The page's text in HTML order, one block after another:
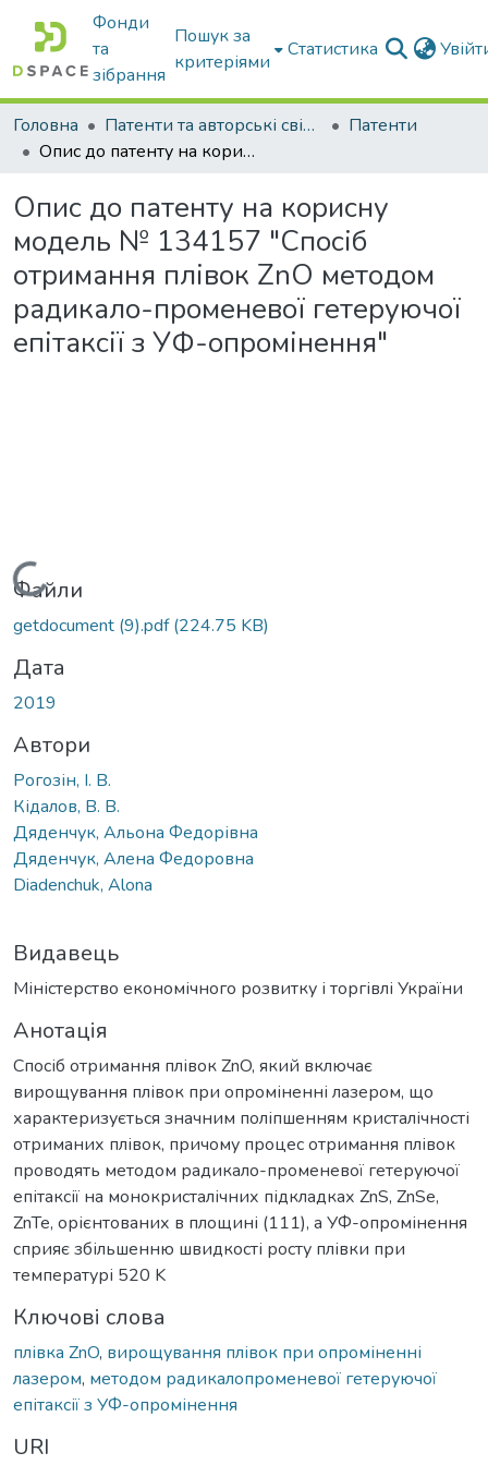
Фонди
та
зібрання
Пошук за
критеріями
Статистика
Головна Патенти та авторські свідоцтва
Патенти
Опис до патенту на корисну модель № 134157 "Спосіб отримання плівок ZnO методом радикало-променевої гетеруючої епітаксії з УФ-опромінення"
Опис до патенту на корисну
модель № 134157 "Спосіб
отримання плівок ZnO методом
радикало-променевої гетеруючої
епітаксії з УФ-опромінення"
Вантажиться...
Файли
getdocument (9).pdf(224.75 KB)
Дата
2019
Автори
Рогозін, І. В.
Кідалов, В. В.
Дяденчук, Альона Федорівна
Дяденчук, Алена Федоровна
Diadenchuk, Alona
Видавець
Міністерство економічного розвитку і торгівлі України
Анотація
Спосіб отримання плівок ZnO, який включає
вирощування плівок при опроміненні лазером, що
характеризується значним поліпшенням кристалічності
отриманих плівок, причому процес отримання плівок
проводять методом радикало-променевої гетеруючої
епітаксії на монокристалічних підкладках ZnS, ZnSe,
ZnTe, орієнтованих в площині (111), а УФ-опромінення
сприяє збільшенню швидкості росту плівки при
температурі 520 K
Ключові слова
плівка ZnO, вирощування плівок при опроміненні
лазером, методом радикалопроменевої гетеруючої
епітаксії з УФ-опромінення
URI